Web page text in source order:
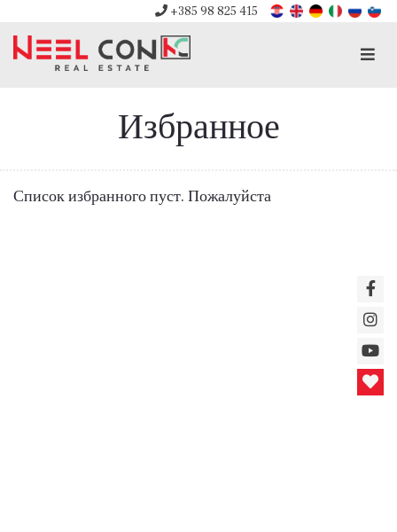
+385 98 825 415
Избранное
Список избранного пуст. Пожалуйста